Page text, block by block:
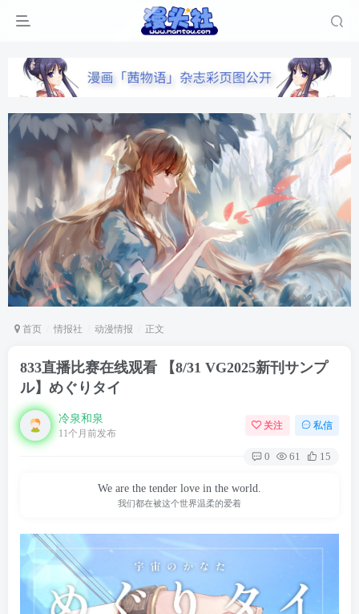
首页 情报社 动漫情报 正文
833直播比赛在线观看 【8/31 VG2025新刊サンプ
ル】めぐりタイ
冷泉和泉
11个月前发布
关注 私信
0 61 15
We are the tender love in the world.
我们都在被这个世界温柔的爱着